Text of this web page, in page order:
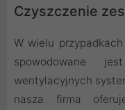
Czyszczenie
W wielu
spowodowane
wentylacyjnych
nasza firma